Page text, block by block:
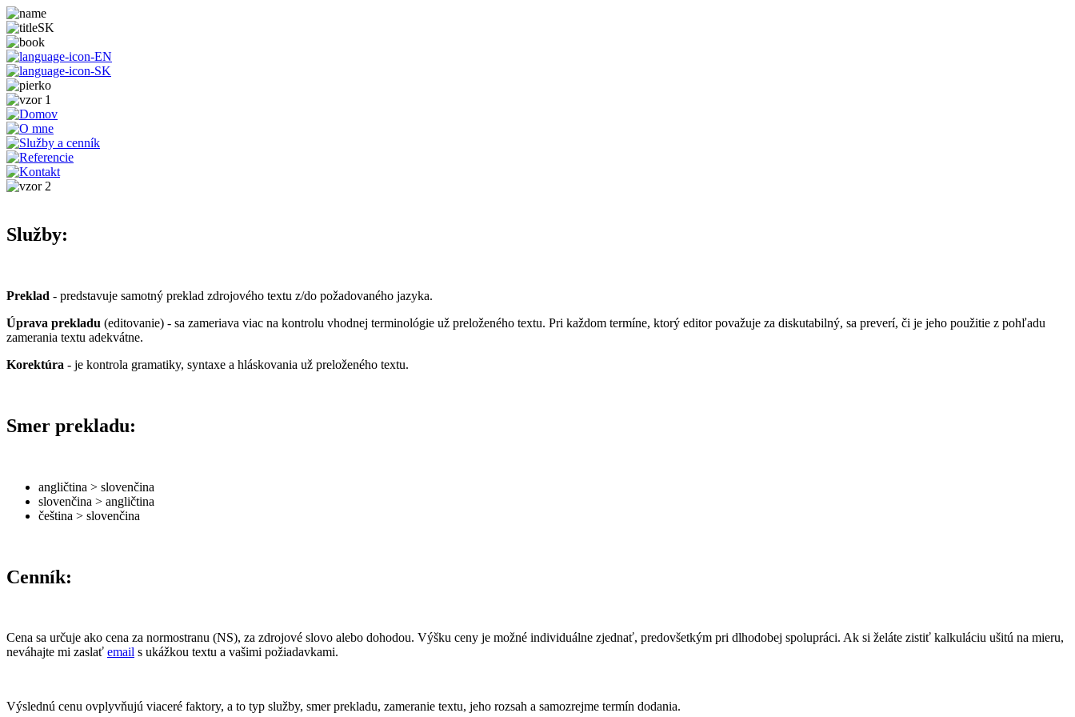
Služby:
Preklad - predstavuje samotný preklad zdrojového textu z/do požadovaného jazyka.
Úprava prekladu (editovanie) - sa zameriava viac na kontrolu vhodnej terminológie už preloženého textu. Pri každom termíne, ktorý editor považuje za diskutabilný, sa preverí, či je jeho použitie z pohľadu
zamerania textu adekvátne.
Korektúra - je kontrola gramatiky, syntaxe a hláskovania už preloženého textu.
Smer prekladu:
angličtina > slovenčina
slovenčina > angličtina
čeština > slovenčina
Cenník:
Cena sa určuje ako cena za normostranu (NS), za zdrojové slovo alebo dohodou. Výšku ceny je možné individuálne zjednať, predovšetkým pri dlhodobej spolupráci. Ak si želáte zistiť kalkuláciu ušitú na mieru,
neváhajte mi zaslať email s ukážkou textu a vašimi požiadavkami.
Výslednú cenu ovplyvňujú viaceré faktory, a to typ služby, smer prekladu, zameranie textu, jeho rozsah a samozrejme termín dodania.